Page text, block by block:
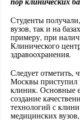
Студенты
вузов, так и на
примеру, при
Клинического
здравоохранения.
Следует отметить,
Москвы приступил
клиник. Основные
создание
технологий с
медицинских